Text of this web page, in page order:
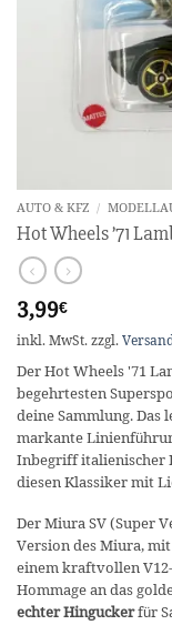
AUTO & KFZ /
Hot Wheels ’71
3,99€
inkl. MwSt. zzgl.
Der Hot Wheels '71
begehrtesten
deine Sammlung.
markante
Inbegriff italienischer
diesen Klassiker mit
Der Miura SV (Super
Version des Miura,
einem kraftvollen
Hommage an das
echter Hinguckerfür